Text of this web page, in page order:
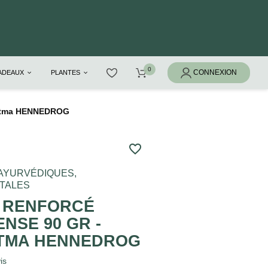
PLANTES
HENNEDROG
favorite_border
90 GR -
HENNEDROG